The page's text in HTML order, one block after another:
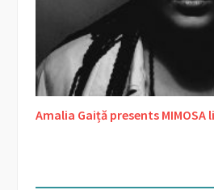
Amalia Gaiță presents MIMOSA